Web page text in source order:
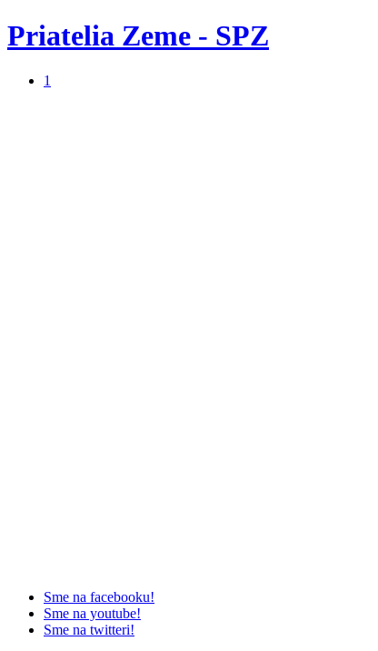
Priatelia Zeme - SPZ
1
Sme na facebooku!
Sme na youtube!
Sme na twitteri!